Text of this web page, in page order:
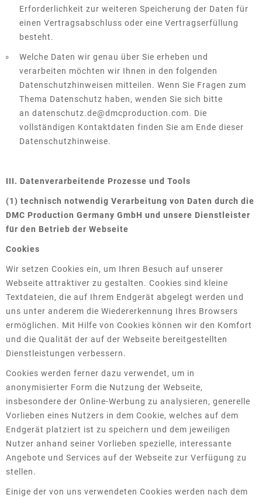
Erforderlichkeit zur weiteren Speicherung der Daten für
einen Vertragsabschluss oder eine Vertragserfüllung
besteht.
Welche Daten wir genau über Sie erheben und
verarbeiten möchten wir Ihnen in den folgenden
Datenschutzhinweisen mitteilen. Wenn Sie Fragen zum
Thema Datenschutz haben, wenden Sie sich bitte
an datenschutz.de@dmcproduction.com. Die
vollständigen Kontaktdaten finden Sie am Ende dieser
Datenschutzhinweise.
III. Datenverarbeitende Prozesse und Tools
(1) technisch notwendig Verarbeitung von Daten durch die
DMC Production Germany GmbH und unsere Dienstleister
für den Betrieb der Webseite
Cookies
Wir setzen Cookies ein, um Ihren Besuch auf unserer
Webseite attraktiver zu gestalten. Cookies sind kleine
Textdateien, die auf Ihrem Endgerät abgelegt werden und
uns unter anderem die Wiedererkennung Ihres Browsers
ermöglichen. Mit Hilfe von Cookies können wir den Komfort
und die Qualität der auf der Webseite bereitgestellten
Dienstleistungen verbessern.
Cookies werden ferner dazu verwendet, um in
anonymisierter Form die Nutzung der Webseite,
insbesondere der Online-Werbung zu analysieren, generelle
Vorlieben eines Nutzers in dem Cookie, welches auf dem
Endgerät platziert ist zu speichern und dem jeweiligen
Nutzer anhand seiner Vorlieben spezielle, interessante
Angebote und Services auf der Webseite zur Verfügung zu
stellen.
Einige der von uns verwendeten Cookies werden nach dem